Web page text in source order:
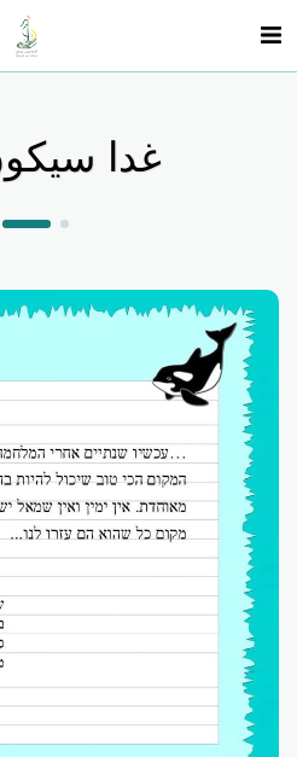
غدا